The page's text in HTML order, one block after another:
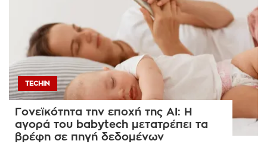
TECHIN
Γονεϊκότητα την εποχή της AI: Η
αγορά του babytech μετατρέπει τα
βρέφη σε πηγή δεδομένων